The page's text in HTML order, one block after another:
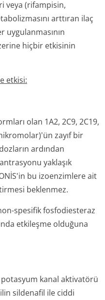
veya (rifampisin,
arttıran ilaç
uygulanmasının
hiçbir etkisinin
etkisi:
olan 1A2, 2C9, 2C19,
zayıf bir
ardından
yaklaşık
bu izoenzimlere ait
beklenmez.
spesifik fosfodiesteraz
etkileşme olduğuna
kanal aktivatörü
sildenafil ile ciddi